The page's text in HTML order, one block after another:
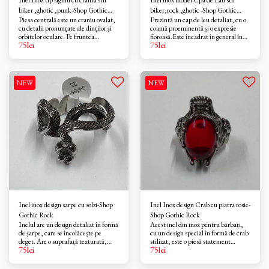
biker ,ghotic ,punk-Shop Gothic
Rock
Piesa centrală este un craniu ovalat,
cu detalii pronunțate ale dinților și
orbitelor oculare. Pe fruntea
craniului este gravat un simbol floral,
trandafir stilizat, adăugând un
element decorativ specific
designurilor gotice sau celtice.
75lei
biker,rock ,ghotic -Shop Gothic
Rock
Prezintă un cap de leu detaliat, cu o
coamă proeminentă și o expresie
fioroasă.Este încadrat în general în
categoria bijuteriilor statement, cu
printre pasionații de stiluri rock,
gotic sau biker.
75lei
NEW
Inel inox design sarpe cu solzi-Shop
Gothic Rock
Inelul are un design detaliat în formă
de șarpe, care se încolăcește pe
deget. Are o suprafață texturată,
asemănătoare solzilor.
75lei
NEW
Inel Inox design Crab cu piatra rosie-
Shop Gothic Rock
Acest inel din inox pentru bărbați,
cu un design special în formă de crab
stilizat, este o piesă statement
perfectă pentru cei care caută
centrală este o piatră roșie fațetată,
75lei